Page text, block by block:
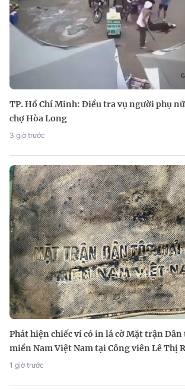
TP. Hồ Chí Minh: Điều tra vụ người phụ
chợ Hòa Long
3 giờ trước
Phát hiện chiếc ví có in lá cờ Mặt trận
miền Nam Việt Nam tại Công viên Lê Thị
1 giờ trước